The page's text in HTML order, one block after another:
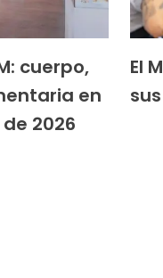
cuerpo,
en
2026
El